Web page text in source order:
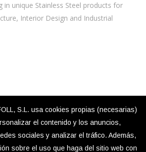
in unique Stainless Steel products for
Interior Design and Industrial
S.L. usa cookies propias (necesarias)
el contenido y los anuncios,
sociales y analizar el tráfico. Además,
sobre el uso que haga del sitio web con